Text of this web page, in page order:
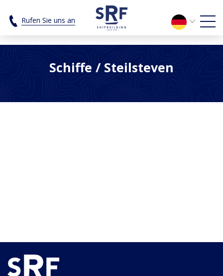
Steilsteven Archieven - SRF
Rufen Sie uns an
Schiffe / Steilsteven